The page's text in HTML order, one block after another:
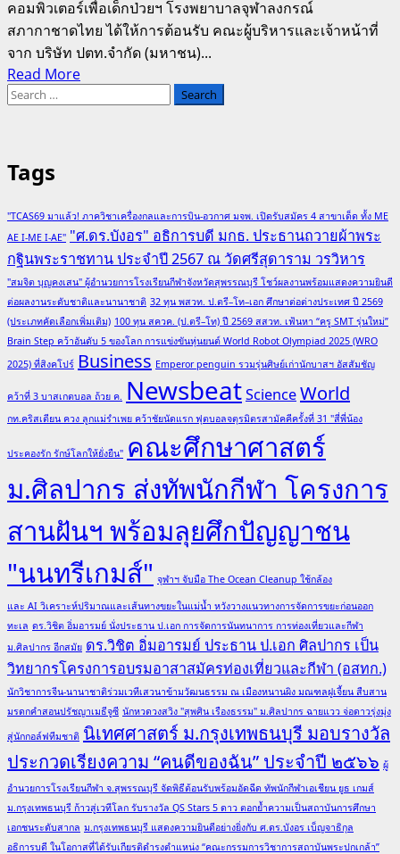
มะเร็ง
เด็ก
ครั้ง
ที่
อย่าง
ใน
ฝัน”
ณ
ท้องฟ้า
จำลอง
คอมพิวเตอร์เพื่อเด็กป่วยฯ โรงพยาบาลจุฬาลงกรณ์
สภากาชาดไทย ได้ให้การต้อนรับ คณะผู้บริหารและเจ้าหน้าที่
จาก บริษัท ปตท.จำกัด (มหาชน)...
Read MoreRead
โสตถิ
กุล
ต้อนรับ
ผู้
บริหาร
ปตท.จัด
โครงการ
Volunteer
:
Smiles
little
ที่
รพ.จุฬาฯ
Search
Tags
"TCAS69 มาแล้ว! ภาควิชาเครื่องกลและการบิน-อวกาศ มจพ. เปิดรับสมัคร 4 สาขาเด็ด ทั้ง ME
AE I-ME I-AE" "ศ.ดร.บังอร" อธิการบดี มกธ. ประธานถวายผ้าพระ
กฐินพระราชทาน ประจำปี 2567 ณ วัดศรีสุดาราม วรวิหาร
"สมจิต บุญคงเสน" ผู้อำนวยการโรงเรียนกีฬาจังหวัดสุพรรณบุรี โชว์ผลงานพร้อมแสดงความยินดี
ต่อผลงานระดับชาติและนานาชาติ 32 ทุน พสวท. ป.ตรี–โท–เอก ศึกษาต่อต่างประเทศ ปี 2569
(ประเภทคัดเลือกเพิ่มเติม) 100 ทุน สควค. (ป.ตรี–โท) ปี 2569 สสวท. เฟ้นหา “ครู SMT รุ่นใหม่”
Brain Step คว้าอันดับ 5 ของโลก การแข่งขันหุ่นยนต์ World Robot Olympiad 2025 (WRO
2025) ที่สิงคโปร์ Business Emperor penguin รวมรุ่นศิษย์เก่านักบาสฯ อัสสัมชัญ
คว้าที่ 3 บาสเกตบอล ถ้วย ค. NewsbeatScienceWorld
กท.คริสเตียน ควง ลูกแม่รำเพย คว้าชัยนัดแรก ฟุตบอลจตุรมิตรสามัคคีครั้งที่ 31 "สี่พี่น้อง
ประคองรัก รักษ์โลกให้ยั่งยืน" คณะศึกษาศาสตร์
ม.ศิลปากร ส่งทัพนักกีฬา โครงการ
สานฝันฯ พร้อมลุยศึกปัญญาชน
"นนทรีเกมส์" จุฬาฯ จับมือ The Ocean Cleanup ใช้กล้อง
และ AI วิเคราะห์ปริมาณและเส้นทางขยะในแม่น้ำ หวังวางแนวทางการจัดการขยะก่อนออก
ทะเล ดร.วิชิต อิ่มอารมย์ นั่งประธาน ป.เอก การจัดการนันทนาการ การท่องเที่ยวและกีฬา
ม.ศิลปากร อีกสมัย ดร.วิชิต อิ่มอารมย์ ประธาน ป.เอก ศิลปากร เป็น
วิทยากรโครงการอบรมอาสาสมัครท่องเที่ยวและกีฬา (อสทก.)
นักวิชาการจีน-นานาชาติร่วมเวทีเสวนาข้ามวัฒนธรรม ณ เมืองหนานผิง มณฑลฝูเจี้ยน สืบสาน
มรดกคำสอนปรัชญาเมธีจูซี นักหวดวงสวิง "สุพศิน เรืองธรรม" ม.ศิลปากร ฉายแวว จ่อดาวรุ่งมุ่ง
สู่นักกอล์ฟทีมชาติ นิเทศศาสตร์ ม.กรุงเทพธนบุรี มอบรางวัล
ประกวดเรียงความ “คนดีของฉัน” ประจำปี ๒๕๖๖ ผู้
อำนวยการโรงเรียนกีฬา จ.สุพรรณบุรี จัดพิธีต้อนรับพร้อมอัดฉีด ทัพนักกีฬาเอเชียน ยูธ เกมส์
ม.กรุงเทพธนบุรี ก้าวสู่เวทีโลก รับรางวัล QS Stars 5 ดาว ตอกย้ำความเป็นสถาบันการศึกษา
เอกชนระดับสากล ม.กรุงเทพธนบุรี แสดงความยินดีอย่างยิ่งกับ ศ.ดร.บังอร เบ็ญจาธิกุล
อธิการบดี ในโอกาสที่ได้รับเกียรติดำรงตำแหน่ง “คณะกรรมการวิชาการสถาบันพระปกเกล้า”